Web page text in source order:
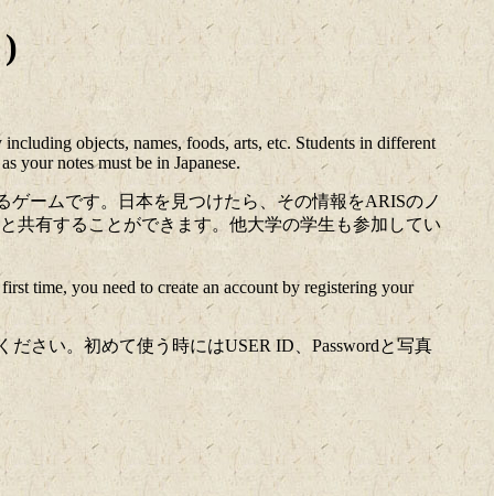
objects, names, foods, arts, etc. Students in different
your notes must be in Japanese.
ゲームです。日本を見つけたら、その情報をARISのノ
共有することができます。他大学の学生も参加してい
time, you need to create an account by registering your
さい。初めて使う時にはUSER ID、Passwordと写真